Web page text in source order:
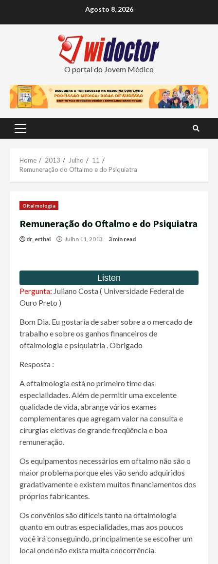
Agosto 8, 2026
O portal do Jovem Médico
Primary
Home 2013 Julho
11
Remuneração do Oftalmo e do Psiquiatra
Oftalmologia
Remuneração do Oftalmo e do Psiquiatra
dr_erthal Julho 11, 2013 3 min read
Pergunta: Juliano Costa ( Universidade Federal de
Ouro Preto )
Bom Dia. Eu gostaria de saber sobre a o mercado de
trabalho e sobre os ganhos financeiros de
oftalmologia e psiquiatria . Obrigado
Resposta :
A oftalmologia está no primeiro time das
especialidades. Além de permitir uma excelente
qualidade de vida, abrange vários exames
complementares que agregam valor na consulta e
cirurgias eletivas de grande freqüência e boa
remuneração.
Os equipamentos necessários em oftalmo não são o
maior problema porque eles vão sendo adquiridos
gradativamente e existem muitos financiamentos dos
próprios fabricantes.
Os convênios são difíceis tanto na oftalmologia
quanto em outras especialidades, mas aos poucos
você irá conseguindo, principalmente se escolher um
local onde não exista muita concorrência.